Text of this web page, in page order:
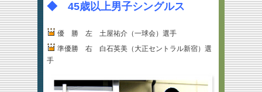
◆ 45歳以上男子シングルス
優 勝 左 土屋祐介（一球会）選手
準優勝 右 白石英美（大正セントラル新宿）選
手